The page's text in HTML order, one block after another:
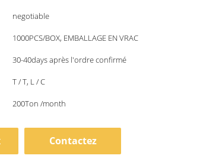
negotiable
1000PCS/BOX, EMBALLAGE EN VRAC
30-40days après l'ordre confirmé
T / T, L / C
200Ton /month
Contactez